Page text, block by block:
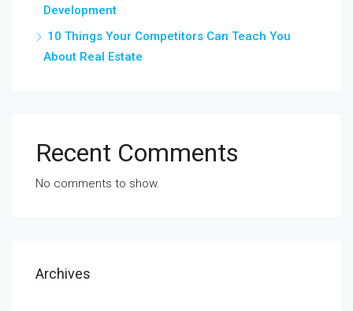
Development
10 Things Your Competitors Can Teach You
About Real Estate
Recent Comments
No comments to show.
Archives